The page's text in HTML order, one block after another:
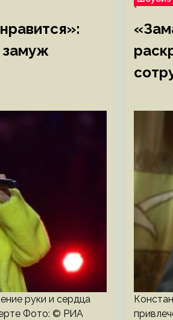
замуж
руки и сердца
Фото: © РИА